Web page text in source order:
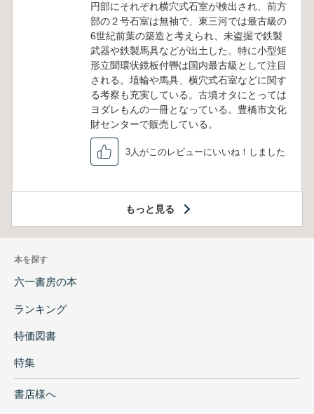
円部にそれぞれ横穴式石室が検出され、前方
部の２号石室は無袖で、東三河では最古級の
6世紀前葉の築造と考えられ、未盗掘で鉄製
武器や鉄製馬具などが出土した。特に小型矩
形立聞環状鏡板付轡は国内最古級として注目
される。埴輪や馬具、横穴式石室などに関す
る考察も充実している。古墳オタにとっては
ヨダレもんの一冊となっている。豊橋市文化
財センターで販売している。
3人がこのレビューにいいね！しました
もっと見る
本を探す
六一書房の本
ランキング
特価図書
特集
書店様へ